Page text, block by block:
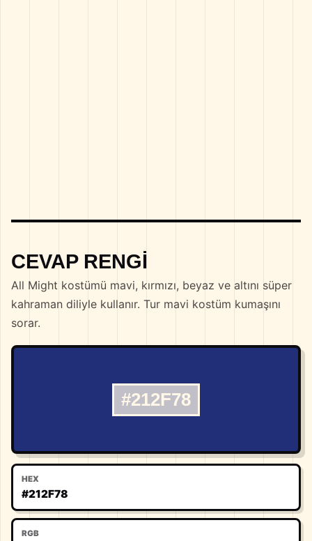
CEVAP RENGI
All Might kostümü mavi, kırmızı, beyaz ve altını süper
kahraman diliyle kullanır. Tur mavi kostüm kumaşını
sorar.
#212F78
HEX
#212F78
RGB